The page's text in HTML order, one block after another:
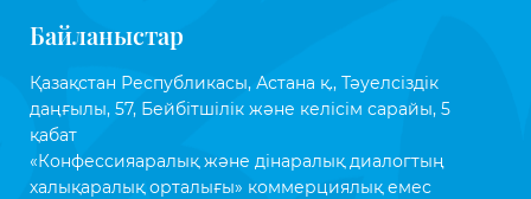
Байланыстар
Қазақстан Республикасы, Астана қ., Тәуелсіздік
даңғылы, 57, Бейбітшілік және келісім сарайы, 5
қабат
«Конфессияаралық және дінаралық диалогтың
халықаралық орталығы» коммерциялық емес